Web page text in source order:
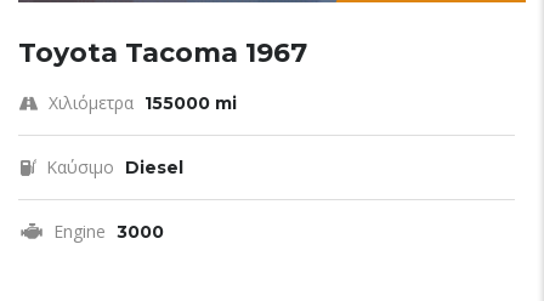
Toyota Tacoma 1967
Χιλιόμετρα 155000 mi
Καύσιμο Diesel
Engine 3000